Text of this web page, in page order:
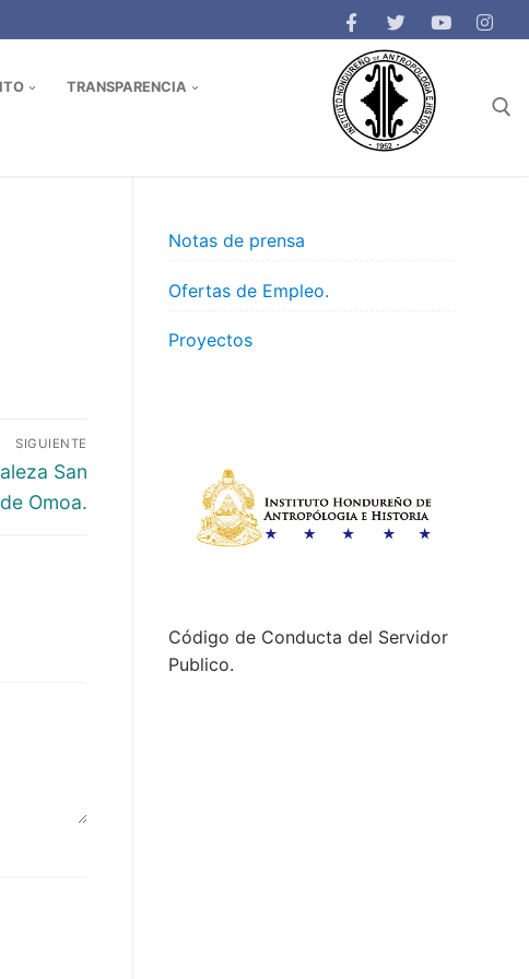
TRANSPARENCIA
SIGUIENTE
San
Omoa.
Notas de prensa
Ofertas de Empleo.
Proyectos
Código de Conducta del Servidor
Publico.